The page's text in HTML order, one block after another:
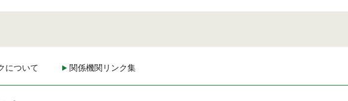
について 関係機関リンク集